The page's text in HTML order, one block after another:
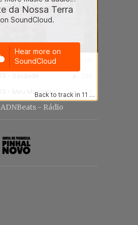
ADNBeats - Rádio